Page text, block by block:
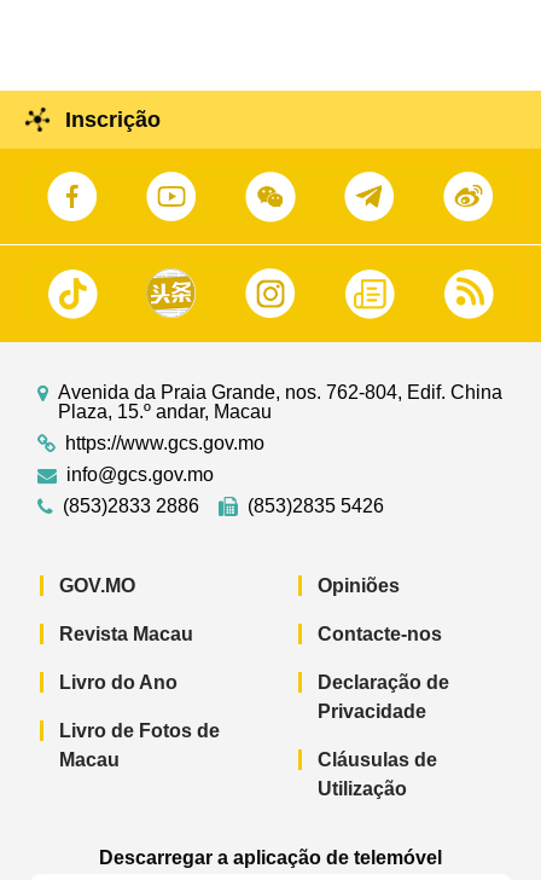
Inscrição
Avenida da Praia Grande, nos. 762-804, Edif. China
Plaza, 15.º andar, Macau
https://www.gcs.gov.mo
info@gcs.gov.mo
(853)2833 2886
(853)2835 5426
GOV.MO
Revista Macau
Livro do Ano
Livro de Fotos de
Macau
Opiniões
Contacte-nos
Declaração de
Privacidade
Cláusulas de
Utilização
Descarregar a aplicação de telemóvel